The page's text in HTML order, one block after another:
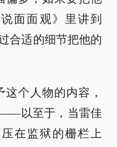
面面观》里讲到
合适的细节把他的
个人物的内容，
——以至于，当雷佳
在监狱的栅栏上